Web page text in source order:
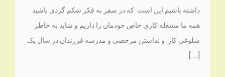
داشته باشیم این است که در سفر به فکر شکم گردی باشید .
همه ما مشغله کاری خاص خودمان را داریم و شاید به خاطر
شلوغی کار و نداشتن مرخصی و مدرسه فرزندان در سال یک
[…]